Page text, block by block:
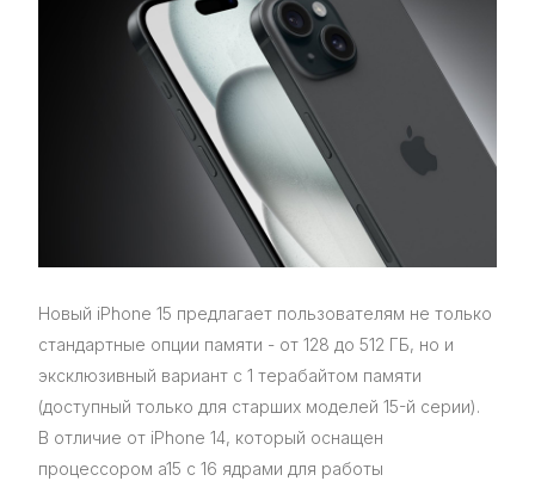
Новый iPhone 15 предлагает пользователям не только
стандартные опции памяти - от 128 до 512 ГБ, но и
эксклюзивный вариант с 1 терабайтом памяти
(доступный только для старших моделей 15-й серии).
В отличие от iPhone 14, который оснащен
процессором a15 с 16 ядрами для работы